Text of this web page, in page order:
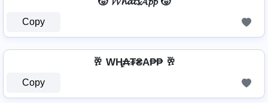
Copy
🥂 WⱧ̼₳₮₴A₱₱ 🥂
Copy